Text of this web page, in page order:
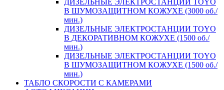
В ШУМОЗАЩИТНОМ КОЖУХЕ (3000 об./
мин.)
ДИЗЕЛЬНЫЕ ЭЛЕКТРОСТАНЦИИ TOYO
В ДЕКОРАТИВНОМ КОЖУХЕ (1500 об./
мин.)
ДИЗЕЛЬНЫЕ ЭЛЕКТРОСТАНЦИИ TOYO
В ШУМОЗАЩИТНОМ КОЖУХЕ (1500 об./
мин.)
ТАБЛО СКОРОСТИ С КАМЕРАМИ